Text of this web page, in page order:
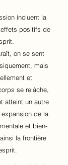
incluent la
positifs de
on se sent
mais
et
se relâche,
atteint un autre
de la
et bien-
la frontière